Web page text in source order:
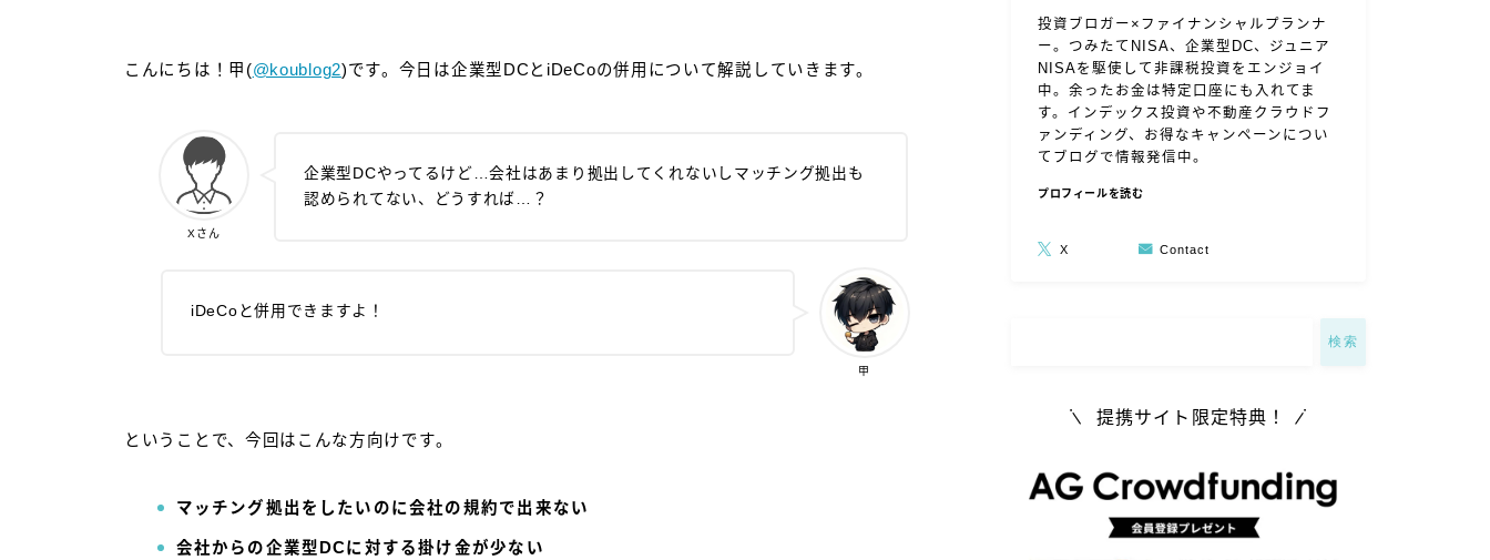
こんにちは！甲(@koublog2)です。今日は企業型DCとiDeCoの併用について解説していきます。
Xさん
企業型DCやってるけど…会社はあまり拠出してくれないしマッチング拠出も
認められてない、どうすれば…？
甲
iDeCoと併用できますよ！
ということで、今回はこんな方向けです。
マッチング拠出をしたいのに会社の規約で出来ない
会社からの企業型DCに対する掛け金が少ない
投資ブロガー×ファイナンシャルプランナ
ー。つみたてNISA、企業型DC、ジュニア
NISAを駆使して非課税投資をエンジョイ
中。余ったお金は特定口座にも入れてま
す。インデックス投資や不動産クラウドフ
ァンディング、お得なキャンペーンについ
てブログで情報発信中。
プロフィールを読む
X Contact
検索
提携サイト限定特典！